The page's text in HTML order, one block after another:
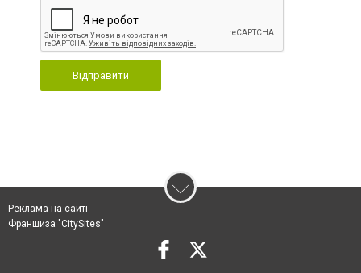
Відправити
Реклама на сайті
Франшиза "CitySites"